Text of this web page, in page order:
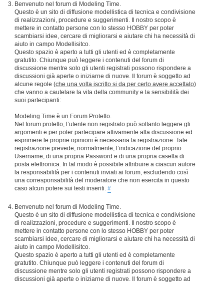
Benvenuto nel forum di Modeling Time.
Questo è un sito di diffusione modellistica di tecnica e condivisione
di realizzazioni, procedure e suggerimenti. Il nostro scopo è
mettere in contatto persone con lo stesso HOBBY per poter
scambiarsi idee, cercare di migliorarsi e aiutare chi ha necessità di
aiuto in campo Modellisitco.
Questo spazio è aperto a tutti gli utenti ed è completamente
gratutito. Chiunque può leggere i contenuti del forum di
discussione mentre solo gli utenti registrati possono rispondere a
discussioni già aperte o iniziarne di nuove. Il forum è soggetto ad
alcune regole (che una volta iscritto si da per certo avere accettato)
che vanno a cautelare la vita della community e la sensibilità dei
suoi partecipanti:
Modeling Time è un Forum Protetto.
Nel forum protetto, l’utente non registrato può soltanto leggere gli
argomenti e per poter partecipare attivamente alla discussione ed
esprimere le proprie opinioni è necessaria la registrazione. Tale
registrazione prevede, normalmente, l’indicazione del proprio
Username, di una propria Password e di una propria casella di
posta elettronica. In tal modo è possibile attribuire a ciascun autore
la responsabilità per i contenuti inviati ai forum, escludendo così
una corresponsabilità del moderatore che non esercita in questo
caso alcun potere sui testi inseriti. #
Benvenuto nel forum di Modeling Time.
Questo è un sito di diffusione modellistica di tecnica e condivisione
di realizzazioni, procedure e suggerimenti. Il nostro scopo è
mettere in contatto persone con lo stesso HOBBY per poter
scambiarsi idee, cercare di migliorarsi e aiutare chi ha necessità di
aiuto in campo Modellisitco.
Questo spazio è aperto a tutti gli utenti ed è completamente
gratutito. Chiunque può leggere i contenuti del forum di
discussione mentre solo gli utenti registrati possono rispondere a
discussioni già aperte o iniziarne di nuove. Il forum è soggetto ad